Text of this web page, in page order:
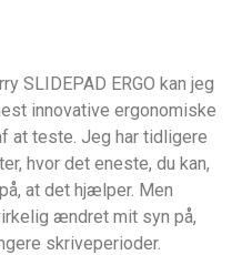
SLIDEPAD ERGO kan jeg
innovative ergonomiske
at teste. Jeg har tidligere
hvor det eneste, du kan,
at det hjælper. Men
ændret mit syn på,
skriveperioder.